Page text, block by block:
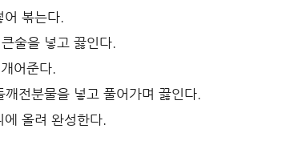
어 볶는다.
술을 넣고 끓인다.
어준다.
전분물을 넣고 풀어가며 끓인다.
올려 완성한다.